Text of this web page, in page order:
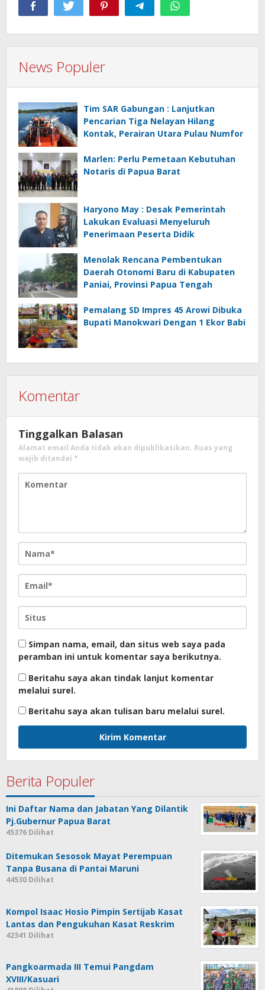
News Populer
Tim SAR Gabungan : Lanjutkan
Pencarian Tiga Nelayan Hilang
Kontak, Perairan Utara Pulau Numfor
Marlen: Perlu Pemetaan Kebutuhan
Notaris di Papua Barat
Haryono May : Desak Pemerintah
Lakukan Evaluasi Menyeluruh
Penerimaan Peserta Didik
Menolak Rencana Pembentukan
Daerah Otonomi Baru di Kabupaten
Paniai, Provinsi Papua Tengah
Pemalang SD Impres 45 Arowi Dibuka
Bupati Manokwari Dengan 1 Ekor Babi
Komentar
Tinggalkan Balasan
Alamat email Anda tidak akan dipublikasikan. Ruas yang
wajib ditandai *
Simpan nama, email, dan situs web saya pada
peramban ini untuk komentar saya berikutnya.
Beritahu saya akan tindak lanjut komentar
melalui surel.
Beritahu saya akan tulisan baru melalui surel.
Berita Populer
Ini Daftar Nama dan Jabatan Yang Dilantik
Pj.Gubernur Papua Barat
45376 Dilihat
Ditemukan Sesosok Mayat Perempuan
Tanpa Busana di Pantai Maruni
44530 Dilihat
Kompol Isaac Hosio Pimpin Sertijab Kasat
Lantas dan Pengukuhan Kasat Reskrim
42341 Dilihat
Pangkoarmada III Temui Pangdam
XVIII/Kasuari